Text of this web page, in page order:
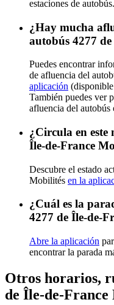
estaciones de autobús.
¿Hay mucha
autobús 4277
Puedes encontrar
de afluencia del
aplicación
También puedes ver
afluencia del autobús
¿Circula en este
Île-de-France
Descubre el estado
Mobilités en la
¿Cuál es la
4277 de Île-de-
Abre la aplicación
encontrar la parada
Otros horarios,
de Île-de-